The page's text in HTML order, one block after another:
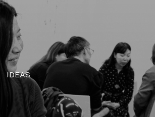
IDEAS